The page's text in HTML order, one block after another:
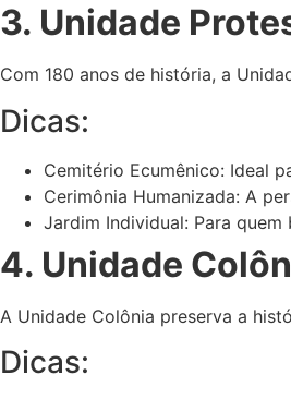
3. Unidade
Com 180 anos de história, a
Dicas:
Cemitério Ecumênico: Ideal
Cerimônia Humanizada: A
Jardim Individual: Para
4. Unidade
A Unidade Colônia preserva a
Dicas: